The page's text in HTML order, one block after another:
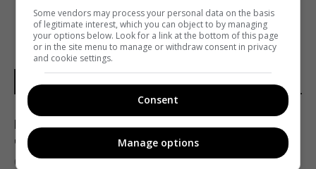
Риб випустили за сотні кілометрів від дому:
через два роки вони повернулися
02:33 неділя, 09 серпня 2026
Some vendors may process your personal data on the basis
of legitimate interest, which you can object to by managing
your options below. Look for a link at the bottom of this page
or in the site menu to manage or withdraw consent in privacy
and cookie settings.
Consent
Manage options